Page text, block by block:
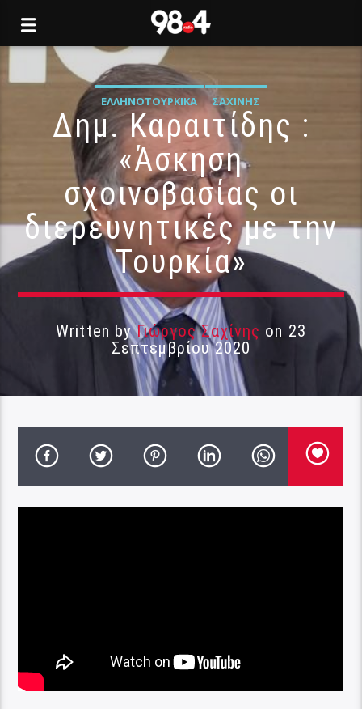
ΕΛΛΗΝΟΤΟΥΡΚΙΚΆ ΣΑΧΊΝΗΣ
Δημ. Καραιτίδης :
«Άσκηση
σχοινοβασίας οι
διερευνητικές με την
Τουρκία»
Written byΓιώργος Σαχίνης on 23
Σεπτεμβρίου 2020